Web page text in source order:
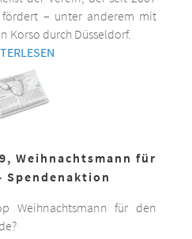
– unter anderem mit
Korso durch Düsseldorf.
Weihnachtsmann für
Spendenaktion
Weihnachtsmann für den